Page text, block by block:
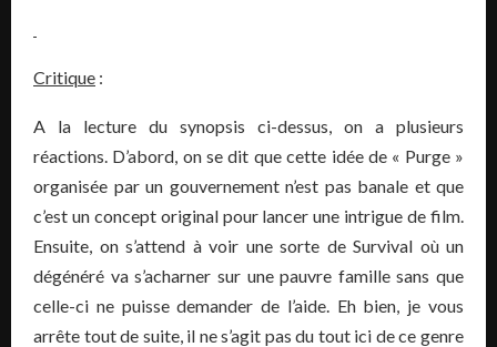
Critique :
A la lecture du synopsis ci-dessus, on a plusieurs
réactions. D’abord, on se dit que cette idée de « Purge »
organisée par un gouvernement n’est pas banale et que
c’est un concept original pour lancer une intrigue de film.
Ensuite, on s’attend à voir une sorte de Survival où un
dégénéré va s’acharner sur une pauvre famille sans que
celle-ci ne puisse demander de l’aide. Eh bien, je vous
arrête tout de suite, il ne s’agit pas du tout ici de ce genre